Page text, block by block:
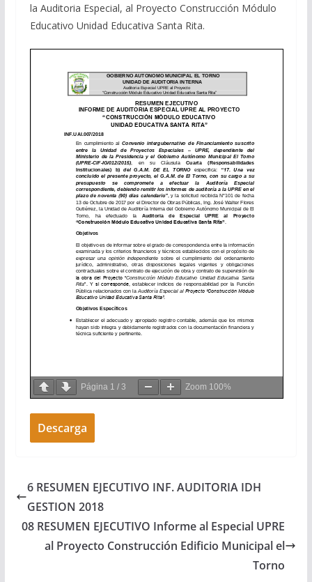
la Auditoria Especial, al Proyecto Construcción Módulo
Educativo Unidad Educativa Santa Rita.
Página 1 / 3 Zoom 100%
Descarga
6 RESUMEN EJECUTIVO INF. AUDITORIA IDH
GESTION 2018
08 RESUMEN EJECUTIVO Informe al Especial UPRE
al Proyecto Construcción Edificio Municipal el
Torno